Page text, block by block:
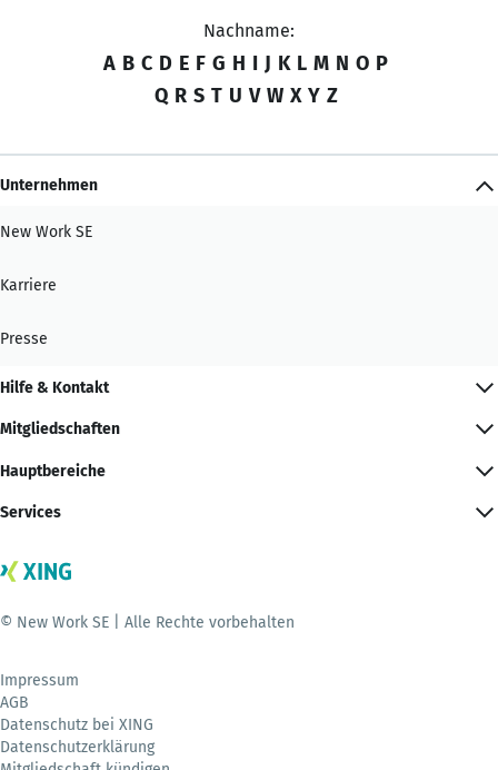
Nachname:
A B C D E F G H I J K L M N O P
Q R S T U V W X Y Z
Unternehmen
New Work SE
Karriere
Presse
Hilfe & Kontakt
Mitgliedschaften
Hauptbereiche
Services
© New Work SE | Alle Rechte vorbehalten
Impressum
AGB
Datenschutz bei XING
Datenschutzerklärung